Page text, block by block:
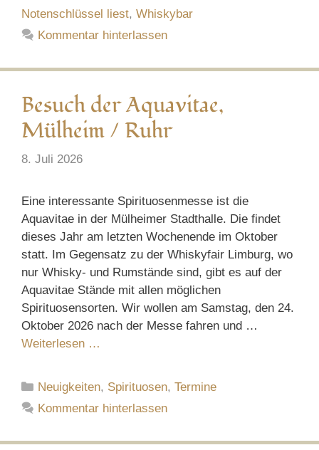
Notenschlüssel liest, Whiskybar
Kommentar hinterlassen
Besuch der Aquavitae,
Mülheim / Ruhr
8. Juli 2026
Eine interessante Spirituosenmesse ist die
Aquavitae in der Mülheimer Stadthalle. Die findet
dieses Jahr am letzten Wochenende im Oktober
statt. Im Gegensatz zu der Whiskyfair Limburg, wo
nur Whisky- und Rumstände sind, gibt es auf der
Aquavitae Stände mit allen möglichen
Spirituosensorten. Wir wollen am Samstag, den 24.
Oktober 2026 nach der Messe fahren und …
Weiterlesen …
Kategorien
Neuigkeiten, Spirituosen,Termine
Kommentar hinterlassen